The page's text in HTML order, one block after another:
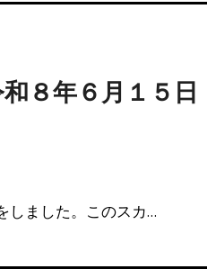
８年６月１５
しました。このスカ…